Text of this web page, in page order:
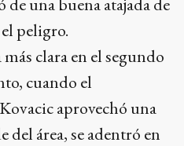
peligro.
clara en el segundo
cuando el
aprovechó una
del área, se adentró en